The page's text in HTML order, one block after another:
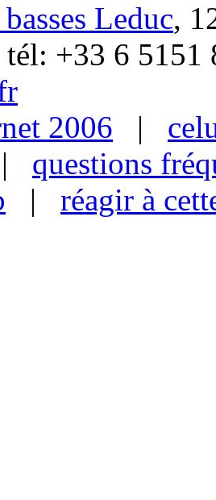
Leduc,
+33 6
2006 |
questions
| réagir à